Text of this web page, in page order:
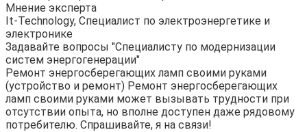
Мнение эксперта
It-Technology, Cпециалист по электроэнергетике и
электронике
Задавайте вопросы "Специалисту по модернизации
систем энергогенерации"
Ремонт энергосберегающих ламп своими руками
(устройство и ремонт) Ремонт энергосберегающих
ламп своими руками может вызывать трудности при
отсутствии опыта, но вполне доступен даже рядовому
потребителю. Спрашивайте, я на связи!